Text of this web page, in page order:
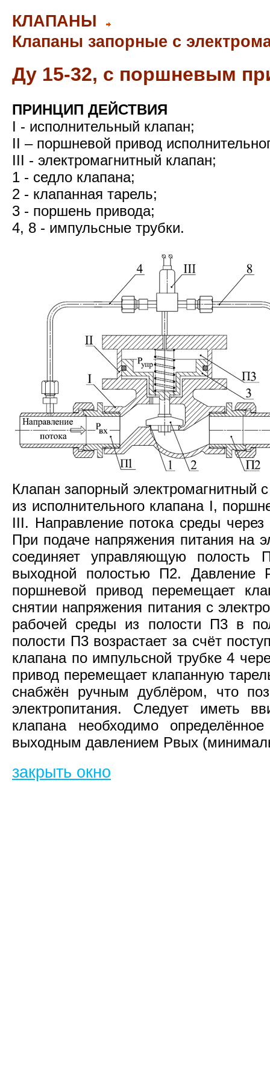
КЛАПАНЫ
Клапаны запорные с
Ду 15-32, с поршневым
ПРИНЦИП ДЕЙСТВИЯ
I - исполнительный клапан;
II – поршневой привод
III - электромагнитный клапан;
1 - седло клапана;
2 - клапанная тарель;
3 - поршень привода;
4, 8 - импульсные трубки.
Клапан запорный электромагнитный
из исполнительного клапана I,
III. Направление потока среды
При подаче напряжения питания на
соединяет управляющую
выходной полостью П2.
поршневой привод перемещает
снятии напряжения питания с
рабочей среды из полости П3 в
полости П3 возрастает за счёт
клапана по импульсной трубке 4
привод перемещает клапанную
снабжён ручным дублёром, что
электропитания. Следует иметь
клапана необходимо
выходным давлением Рвых
закрыть окно